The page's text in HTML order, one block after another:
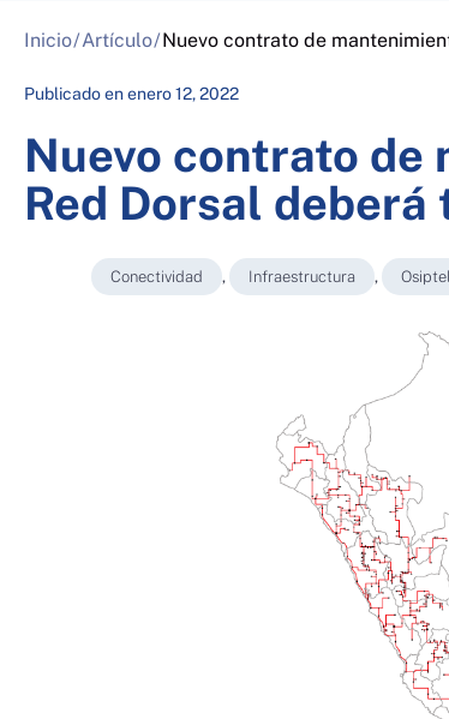
Inicio/Artículo/Nuevo contrato de
Publicado enenero 12, 2022
Nuevo contrato de
Red Dorsal
Conectividad , Infraestructura , Osiptel